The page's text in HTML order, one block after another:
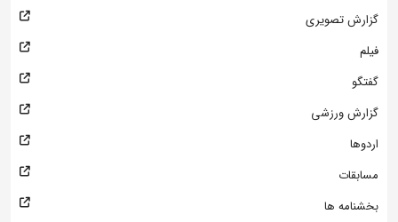
گزارش تصویری
فیلم
گفتگو
گزارش ورزشی
اردوها
مسابقات
بخشنامه ها